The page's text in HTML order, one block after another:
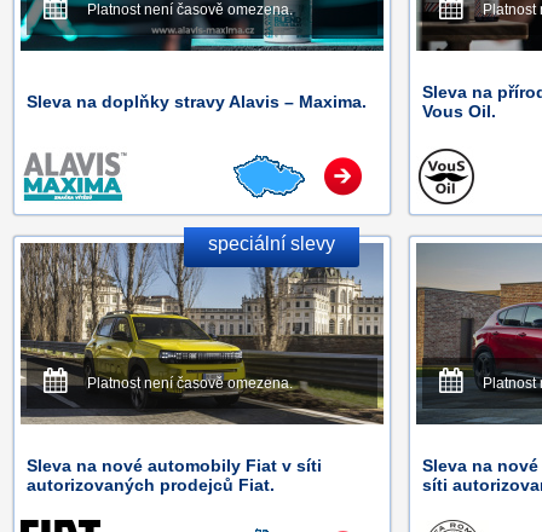
Platnost není časově omezena.
Sleva na doplňky stravy Alavis – Maxima.
Platnost
Sleva na
Vous Oil.
speciální slevy
Platnost není časově omezena.
Sleva na nové automobily Fiat v síti
autorizovaných prodejců Fiat.
Platnost
Sleva na
síti